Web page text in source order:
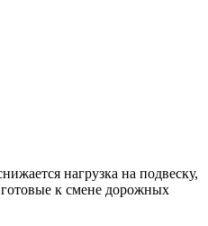
нагрузка на подвеску,
к смене дорожных